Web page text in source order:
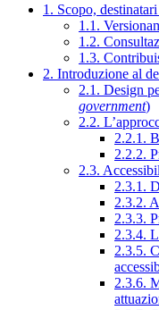
1. Scopo,
1.1.
1.2.
1.3.
2. Introduzione al
2.1. Design
government)
2.2.
2.2.1.
2.2.2.
2.3.
2.3.1.
2.3.2.
2.3.3.
2.3.4.
2.3.5.
2.3.6.